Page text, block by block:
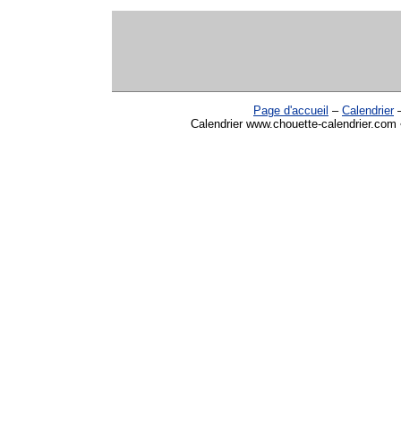
Page d'accueil – Calendrier
Calendrier www.chouette-